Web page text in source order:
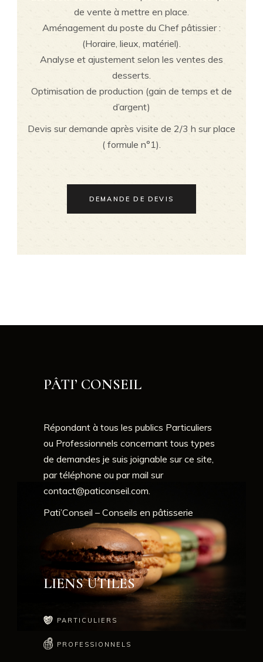
de vente à mettre en place.
Aménagement du poste du Chef pâtissier :
(Horaire, lieux, matériel).
Analyse et ajustement selon les ventes des
desserts.
Optimisation de production (gain de temps et de
d’argent)
Devis sur demande après visite de 2/3 h sur place
( formule n°1).
DEMANDE DE DEVIS
PÂTI’ CONSEIL
Répondant à tous les publics Particuliers
ou Professionnels concernant tous types
de demandes je suis joignable sur ce site,
par téléphone ou par mail sur
contact@paticonseil.com
Pati’Conseil – Conseils en pâtisserie
LIENS UTILES
PARTICULIERS
PROFESSIONNELS